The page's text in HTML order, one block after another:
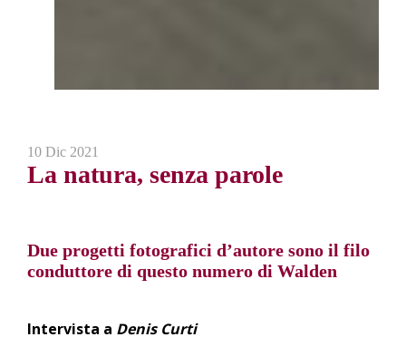
10 Dic 2021
La natura, senza parole
Due progetti fotografici d’autore sono il filo
conduttore di questo numero di Walden
Intervista a Denis Curti